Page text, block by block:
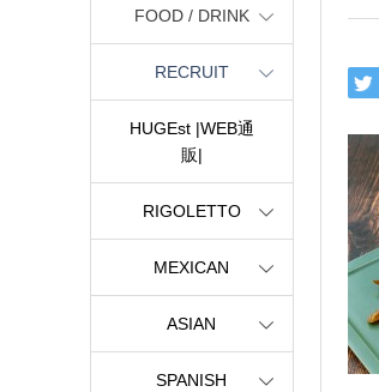
FOOD / DRINK
RECRUIT
HUGEst |WEB通
販|
RIGOLETTO
MEXICAN
ASIAN
SPANISH